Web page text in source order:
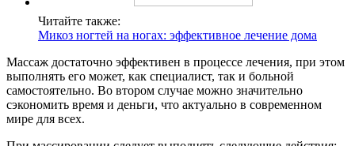
Читайте также:
Микоз ногтей на ногах: эффективное лечение дома
Массаж достаточно эффективен в процессе лечения, при этом
выполнять его может, как специалист, так и больной
самостоятельно. Во втором случае можно значительно
сэкономить время и деньги, что актуально в современном
мире для всех.